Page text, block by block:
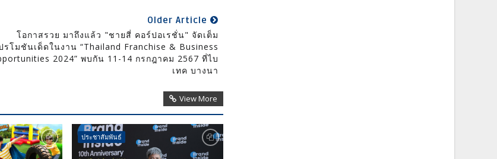
Older Article
โอกาสรวย มาถึงแล้ว "ชายสี่ คอร์ปอเรชั่น" จัดเต็ม
รโมชันเด็ดในงาน “Thailand Franchise & Business
2024” พบกัน 11-14 กรกฎาคม 2567 ที่ไบ
เทค บางนา
View More
ประชาสัมพันธ์